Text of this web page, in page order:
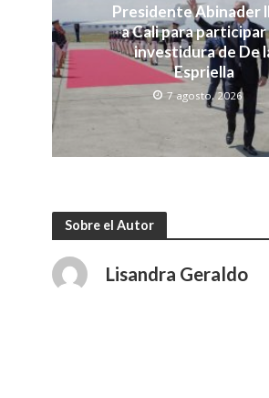
Presidente Abinader
a Cali para participar
investidura de De
Espriella
7 agosto, 2026
Sobre el Autor
Lisandra Geraldo